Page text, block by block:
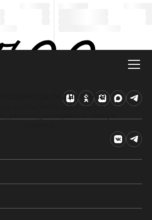
ошибка на сайте
ошибка. Чтобы найти нужную